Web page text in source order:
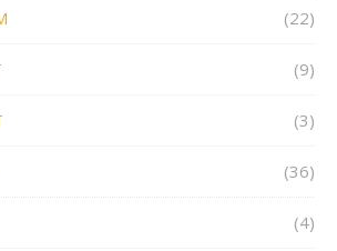
(22)
(9)
(3)
(36)
(4)